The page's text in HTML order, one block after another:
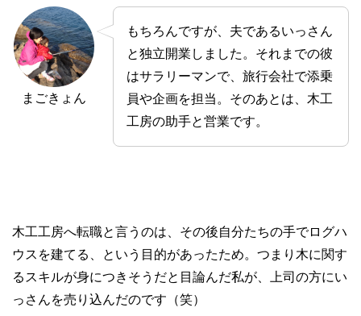
まごきょん
もちろんですが、夫であるいっさん
と独立開業しました。それまでの彼
はサラリーマンで、旅行会社で添乗
員や企画を担当。そのあとは、木工
工房の助手と営業です。
木工工房へ転職と言うのは、その後自分たちの手でログハ
ウスを建てる、という目的があったため。つまり木に関す
るスキルが身につきそうだと目論んだ私が、上司の方にい
っさんを売り込んだのです（笑）